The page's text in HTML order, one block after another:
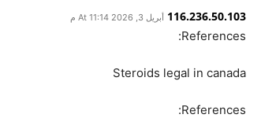
116.236.50.103 أبريل 3, 2026 At 11:14 م
References:
Steroids legal in canada
References: